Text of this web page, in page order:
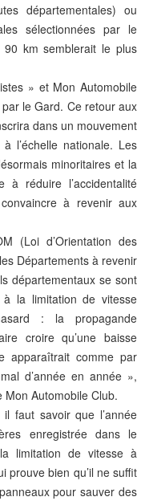
départementales) ou
sélectionnées par le
km semblerait le plus
» et Mon Automobile
le Gard. Ce retour aux
dans un mouvement
l’échelle nationale. Les
minoritaires et la
à réduire l’accidentalité
à revenir aux
(Loi d’Orientation des
Départements à revenir
départementaux se sont
la limitation de vitesse
: la propagande
croire qu’une baisse
apparaîtrait comme par
d’année en année »,
Automobile Club.
faut savoir que l’année
enregistrée dans le
limitation de vitesse à
prouve bien qu’il ne suffit
pour sauver des